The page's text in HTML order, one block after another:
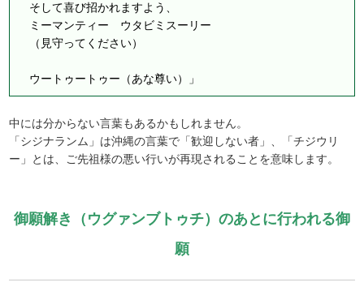
そして喜び招かれますよう、
ミーマンティー ウタビミスーリー
（見守ってください）
ウートゥートゥー（あな尊い）」
中には分からない言葉もあるかもしれません。
「シジナランム」は沖縄の言葉で「歓迎しない者」、「チジウリ
ー」とは、ご先祖様の悪い行いが再現されることを意味します。
御願解き（ウグァンブトゥチ）のあとに行われる御
願